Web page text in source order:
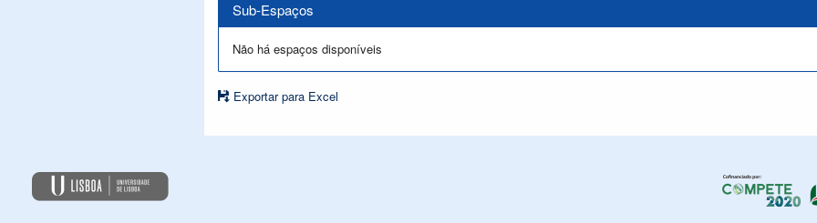
Sub-Espaços
Não há espaços disponíveis
Exportar para Excel